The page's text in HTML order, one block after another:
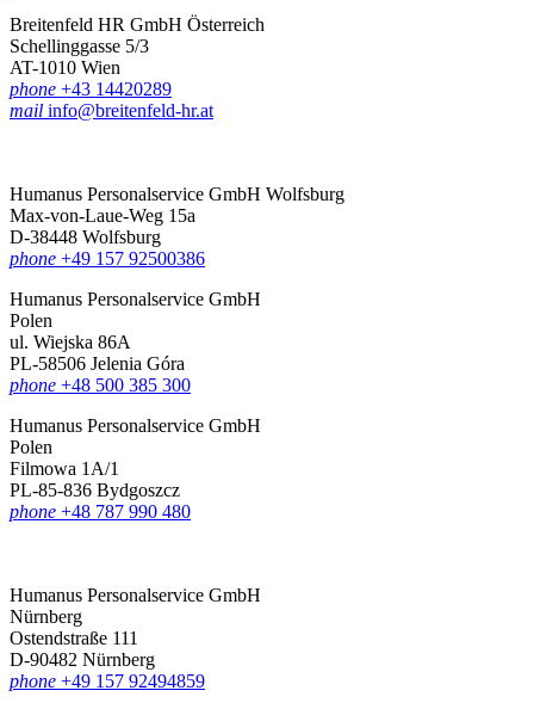
Breitenfeld HR GmbH Österreich
Schellinggasse 5/3
AT-1010 Wien
phone +43 14420289
mail info@breitenfeld-hr.at
Humanus Personalservice GmbH Wolfsburg
Max-von-Laue-Weg 15a
D-38448 Wolfsburg
phone +49 157 92500386
Humanus Personalservice GmbH
Polen
ul. Wiejska 86A
PL-58506 Jelenia Góra
phone +48 500 385 300
Humanus Personalservice GmbH
Polen
Filmowa 1A/1
PL-85-836 Bydgoszcz
phone +48 787 990 480
Humanus Personalservice GmbH
Nürnberg
Ostendstraße 111
D-90482 Nürnberg
phone +49 157 92494859